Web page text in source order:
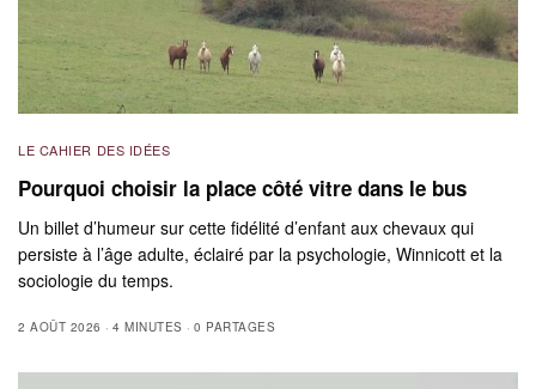
LE CAHIER DES IDÉES
Pourquoi choisir la place côté vitre dans le bus
Un billet d’humeur sur cette fidélité d’enfant aux chevaux qui
persiste à l’âge adulte, éclairé par la psychologie, Winnicott et la
sociologie du temps.
2 AOÛT 2026 4 MINUTES 0 PARTAGES